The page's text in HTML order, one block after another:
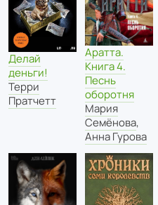
Делай
деньги!
Терри
Пратчетт
Аратта.
Книга 4.
Песнь
оборотня
Мария
Семёнова,
Анна Гурова